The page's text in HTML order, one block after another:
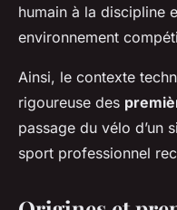
humain à la discipline
environnement
Ainsi, le contexte
rigoureuse des
passage du vélo d’un
sport professionnel